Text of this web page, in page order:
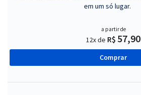
em um só lugar.
a partir de
12x de R$ 57,90
Comprar